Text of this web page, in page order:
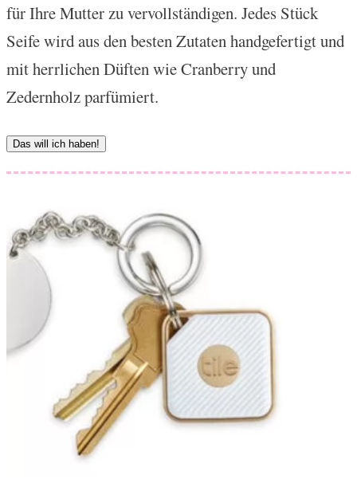
für Ihre Mutter zu vervollständigen. Jedes Stück
Seife wird aus den besten Zutaten handgefertigt und
mit herrlichen Düften wie Cranberry und
Zedernholz parfümiert.
Das will ich haben!